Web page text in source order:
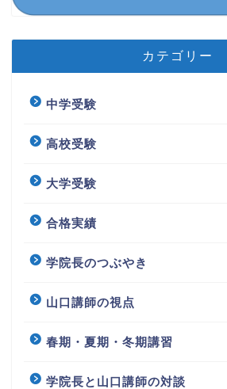
カテゴリー
中学受験
高校受験
大学受験
合格実績
学院長のつぶやき
山口講師の視点
春期・夏期・冬期講習
学院長と山口講師の対談